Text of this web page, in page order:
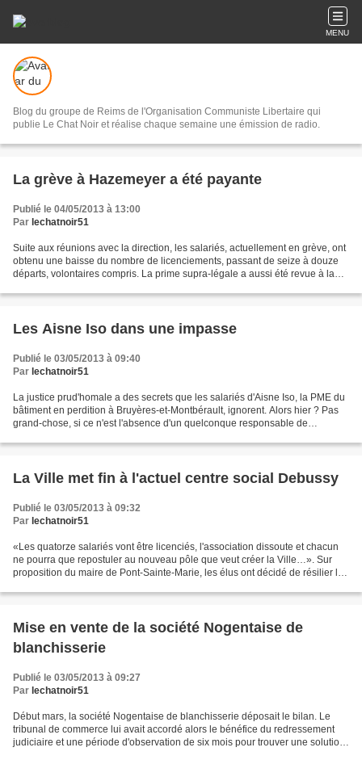
MENU
Blog du groupe de Reims de l'Organisation Communiste Libertaire qui
publie Le Chat Noir et réalise chaque semaine une émission de radio.
La grève à Hazemeyer a été payante
Publié le 04/05/2013 à 13:00
Par lechatnoir51
Suite aux réunions avec la direction, les salariés, actuellement en grève, ont
obtenu une baisse du nombre de licenciements, passant de seize à douze
départs, volontaires compris. La prime supra-légale a aussi été revue à la
Les Aisne Iso dans une impasse
Publié le 03/05/2013 à 09:40
Par lechatnoir51
La justice prud'homale a des secrets que les salariés d'Aisne Iso, la PME du
bâtiment en perdition à Bruyères-et-Montbérault, ignorent. Alors hier ? Pas
grand-chose, si ce n'est l'absence d'un quelconque responsable de
La Ville met fin à l'actuel centre social Debussy
Publié le 03/05/2013 à 09:32
Par lechatnoir51
«Les quatorze salariés vont être licenciés, l'association dissoute et chacun
ne pourra que repostuler au nouveau pôle que veut créer la Ville…». Sur
proposition du maire de Pont-Sainte-Marie, les élus ont décidé de résilier la
Mise en vente de la société Nogentaise de
blanchisserie
Publié le 03/05/2013 à 09:27
Par lechatnoir51
Début mars, la société Nogentaise de blanchisserie déposait le bilan. Le
tribunal de commerce lui avait accordé alors le bénéfice du redressement
judiciaire et une période d'observation de six mois pour trouver une solution